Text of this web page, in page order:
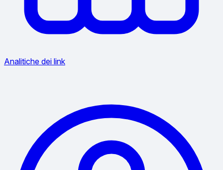
Analitiche dei link